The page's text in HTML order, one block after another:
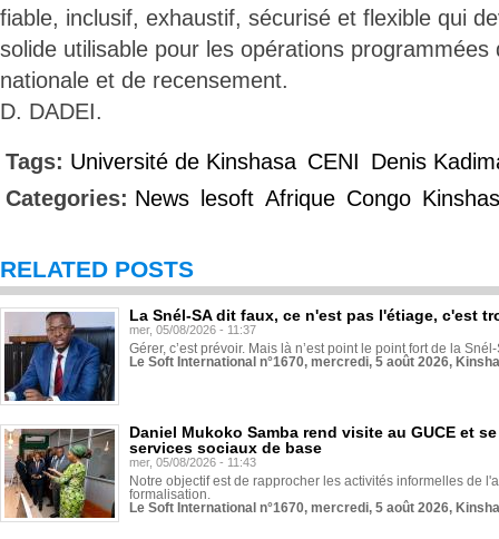
fiable, inclusif, exhaustif, sécurisé et flexible qui
solide utilisable pour les opérations programmées
nationale et de recensement.
D. DADEI.
Tags: Université de Kinshasa CENI Denis
Categories: News lesoft Afrique Congo
RELATED POSTS
La Snél-SA dit faux, ce n'est pas l'étiage, c'est
mer, 05/08/2026 - 11:37
Gérer, c’est prévoir. Mais là n’est point le point fort de la
Le Soft International n°1670, mercredi, 5 août 2026,
Daniel Mukoko Samba rend visite au GUCE et
services sociaux de base
mer, 05/08/2026 - 11:43
Notre objectif est de rapprocher les activités informelles de
formalisation.
Le Soft International n°1670, mercredi, 5 août 2026,